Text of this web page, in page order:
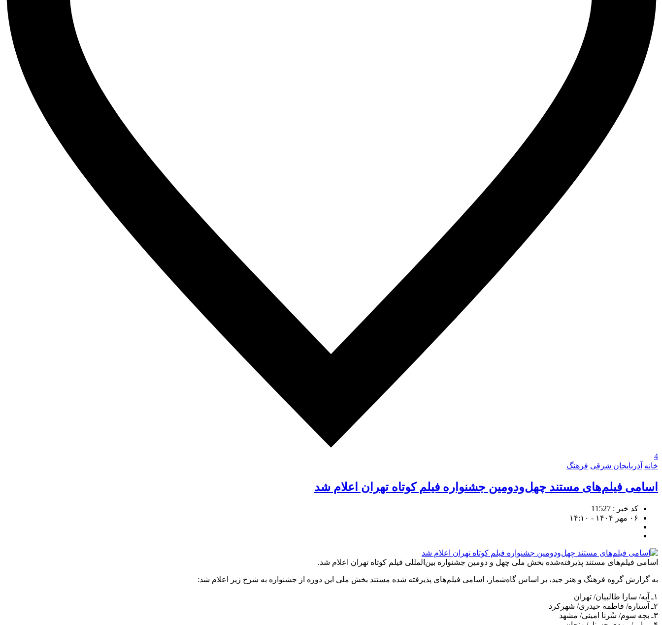
4
خانه آذربایجان شرقی فرهنگ
اسامی فیلم‌های مستند چهل‌ودومین جشنواره فیلم کوتاه تهران اعلام شد
کد خبر : 11527
۰۶ مهر ۱۴۰۴ - ۱۴:۱۰
اسامی فیلم‌های مستند پذیرفته‌شده بخش ملی چهل و دومین جشنواره بین‌المللی فیلم کوتاه تهران اعلام شد.
به گزارش گروه فرهنگ و هنر جید، بر اساس گاه‌شمار، اسامی فیلم‌های پذیرفته شده مستند بخش ملی این دوره از جشنواره به شرح زیر اعلام شد:
۱ـ آبه/ سارا طالبیان/ تهران
۲ـ آستاره/ فاطمه حیدری/ شهرکرد
۳ـ بچه سوم/ سُرنا امینی/ مشهد